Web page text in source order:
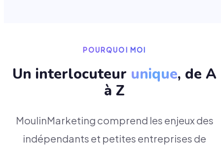
POURQUOI MOI
Un interlocuteur unique, de A
à Z
MoulinMarketing comprend les enjeux des
indépendants et petites entreprises de